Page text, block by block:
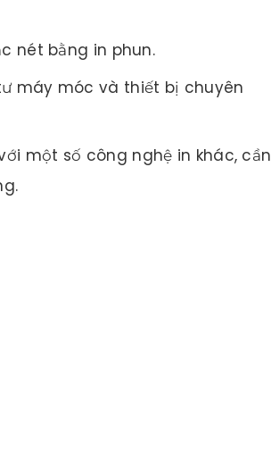
nét bằng in phun.
máy móc và thiết bị chuyên
một số công nghệ in khác, cần